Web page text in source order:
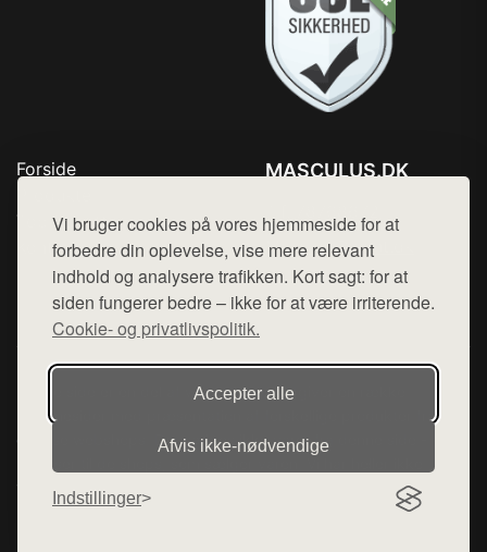
Vi bruger cookies på vores hjemmeside for at
forbedre din oplevelse, vise mere relevant
indhold og analysere trafikken. Kort sagt: for at
siden fungerer bedre – ikke for at være irriterende.
Cookie- og privatlivspolitik.
Accepter alle
Afvis ikke‑nødvendige
Indstillinger
Forside
Top Rabatter
Kontakt
MASCULUS.DK
Mail: hej@want.dk
Cookie- og privatlivspolitik
Denne side er en del af want.dk, der udgiver en række
hjemmesider med præsentation af forskellige produkter fra
diverse webshops. Der sælges ikke varer fra denne side - vi
henviser til de shops, som sælger varen. Vi har heller ikke
varerne på lager.